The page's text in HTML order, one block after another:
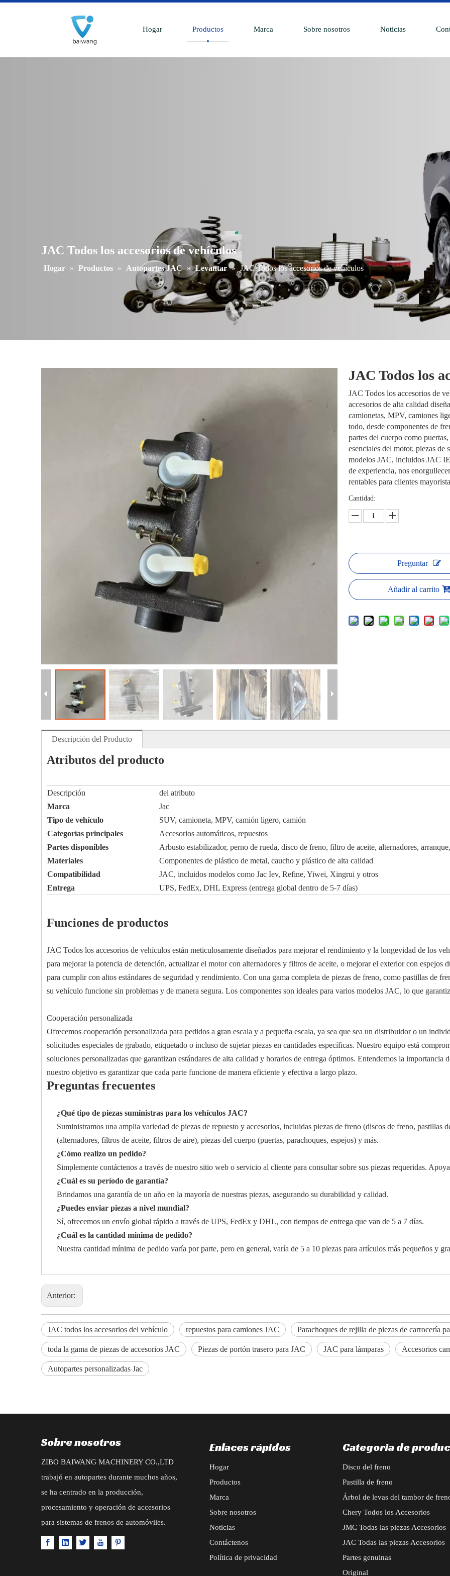
Hogar Productos Marca Sobre nosotros Noticias
JAC Todos los accesorios de vehículos
Hogar » Productos » Autopartes JAC » Levantar » JAC Todos los accesorios de vehículos
JAC Todos los
JAC Todos los accesorios de
accesorios de alta calidad
camionetas, MPV, camiones
todo, desde componentes de
partes del cuerpo como
esenciales del motor, piezas
modelos JAC, incluidos JAC
de experiencia, nos
rentables para clientes
Cantidad:
Preguntar
Añadir al carrito
Descripción del Producto
Atributos del producto
Descripción
del atributo
Marca
Jac
Tipo de vehículo
SUV, camioneta, MPV, camión ligero, camión
Categorías principales
Accesorios automáticos, repuestos
Partes disponibles
Arbusto estabilizador, perno de rueda, disco de freno, filtro de aceite, alternadores,
Materiales
Componentes de plástico de metal, caucho y plástico de alta calidad
Compatibilidad
JAC, incluidos modelos como Jac Iev, Refine, Yiwei, Xingrui y otros
Entrega
UPS, FedEx, DHL Express (entrega global dentro de 5-7 días)
Funciones de productos
JAC Todos los accesorios de vehículos están meticulosamente diseñados para mejorar el rendimiento y la longevidad de los
para mejorar la potencia de detención, actualizar el motor con alternadores y filtros de aceite, o mejorar el exterior con espejos
para cumplir con altos estándares de seguridad y rendimiento. Con una gama completa de piezas de freno, como pastillas de
su vehículo funcione sin problemas y de manera segura. Los componentes son ideales para varios modelos JAC, lo que
Cooperación personalizada
Ofrecemos cooperación personalizada para pedidos a gran escala y a pequeña escala, ya sea que sea un distribuidor o un
solicitudes especiales de grabado, etiquetado o incluso de sujetar piezas en cantidades específicas. Nuestro equipo está
soluciones personalizadas que garantizan estándares de alta calidad y horarios de entrega óptimos. Entendemos la importancia
nuestro objetivo es garantizar que cada parte funcione de manera eficiente y efectiva a largo plazo.
Preguntas frecuentes
¿Qué tipo de piezas suministras para los vehículos JAC?
Suministramos una amplia variedad de piezas de repuesto y accesorios, incluidas piezas de freno (discos de freno, pastillas
(alternadores, filtros de aceite, filtros de aire), piezas del cuerpo (puertas, parachoques, espejos) y más.
¿Cómo realizo un pedido?
Simplemente contáctenos a través de nuestro sitio web o servicio al cliente para consultar sobre sus piezas requeridas.
¿Cuál es su período de garantía?
Brindamos una garantía de un año en la mayoría de nuestras piezas, asegurando su durabilidad y calidad.
¿Puedes enviar piezas a nivel mundial?
Sí, ofrecemos un envío global rápido a través de UPS, FedEx y DHL, con tiempos de entrega que van de 5 a 7 días.
¿Cuál es la cantidad mínima de pedido?
Nuestra cantidad mínima de pedido varía por parte, pero en general, varía de 5 a 10 piezas para artículos más pequeños y
Anterior:
JAC todos los accesorios del vehículo repuestos para camiones JAC Parachoques de rejilla de piezas de carrocería
toda la gama de piezas de accesorios JAC Piezas de portón trasero para JAC JAC para lámparas Accesorios
Autopartes personalizadas Jac
Sobre nosotros
ZIBO BAIWANG MACHINERY CO.,LTD
trabajó en autopartes durante muchos años,
se ha centrado en la producción,
procesamiento y operación de accesorios
para sistemas de frenos de automóviles.
Enlaces rápidos
Hogar
Productos
Marca
Sobre nosotros
Noticias
Contáctenos
Política de privacidad
Categoria de
Disco del freno
Pastilla de freno
Árbol de levas del tambor de
Chery Todos los Accesorios
JMC Todas las piezas Accesorios
JAC Todas las piezas Accesorios
Partes genuinas
Original